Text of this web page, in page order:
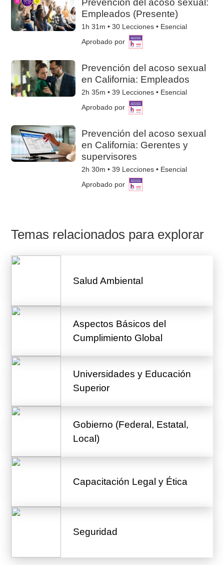
Empleados (Presente)
1h 31m •30 Lecciones • Esencial
Aprobado por
Prevención del acoso sexual
en California: Empleados
2h 35m •39 Lecciones • Esencial
Aprobado por
Prevención del acoso sexual
en California: Gerentes y
supervisores
2h 30m •39 Lecciones • Esencial
Aprobado por
Temas relacionados para explorar
Salud Ambiental
Aspectos Básicos del
Cumplimiento Global
Universidades y Educación
Superior
Gobierno (Federal, Estatal,
Local)
Capacitación Legal y Ética
Seguridad